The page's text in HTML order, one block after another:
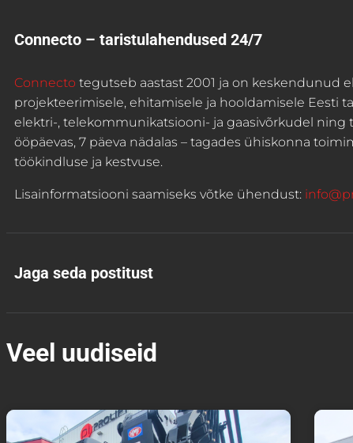
Connecto – taristulahendused 24/7
Connecto tegutseb aastast 2001 ja on keskendunud
projekteerimisele, ehitamisele ja hooldamisele Eesti
elektri-, telekommunikatsiooni- ja gaasivõrkudel ning
ööpäevas, 7 päeva nädalas – tagades ühiskonna
töökindluse ja kestvuse.
Lisainformatsiooni saamiseks võtke ühendust:
Jaga seda postitust
Veel uudiseid